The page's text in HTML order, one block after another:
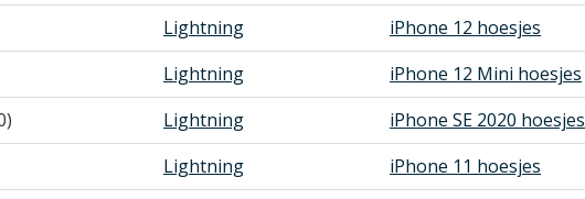
Lightning
iPhone 12 hoesjes
Lightning
iPhone 12 Mini hoesjes
Lightning
iPhone SE 2020 hoesjes
Lightning
iPhone 11 hoesjes